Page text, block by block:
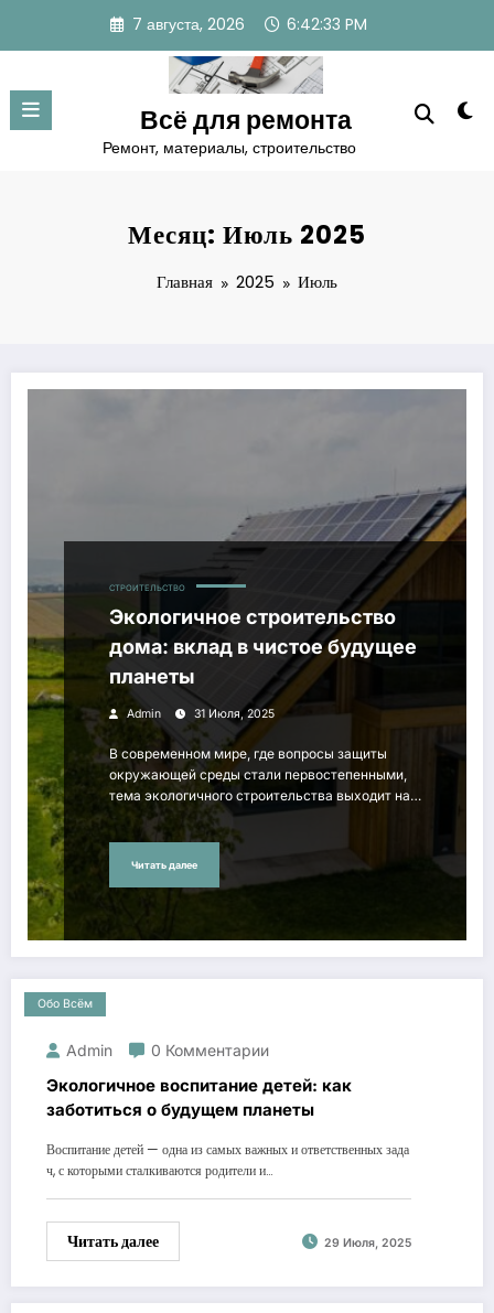
содержимому
7 августа, 2026 6:42:33 PM
Всё для ремонта
Ремонт, материалы, строительство
Месяц: Июль 2025
Главная 2025 Июль
СТРОИТЕЛЬСТВО
Экологичное строительство
дома: вклад в чистое будущее
планеты
Admin 31 Июля, 2025
В современном мире, где вопросы защиты
окружающей среды стали первостепенными,
тема экологичного строительства выходит на…
Читать далее
Обо Всём
Admin 0 Комментарии
Экологичное воспитание детей: как
заботиться о будущем планеты
Воспитание детей — одна из самых важных и ответственных зада
ч, с которыми сталкиваются родители и…
Читать далее 29 Июля, 2025